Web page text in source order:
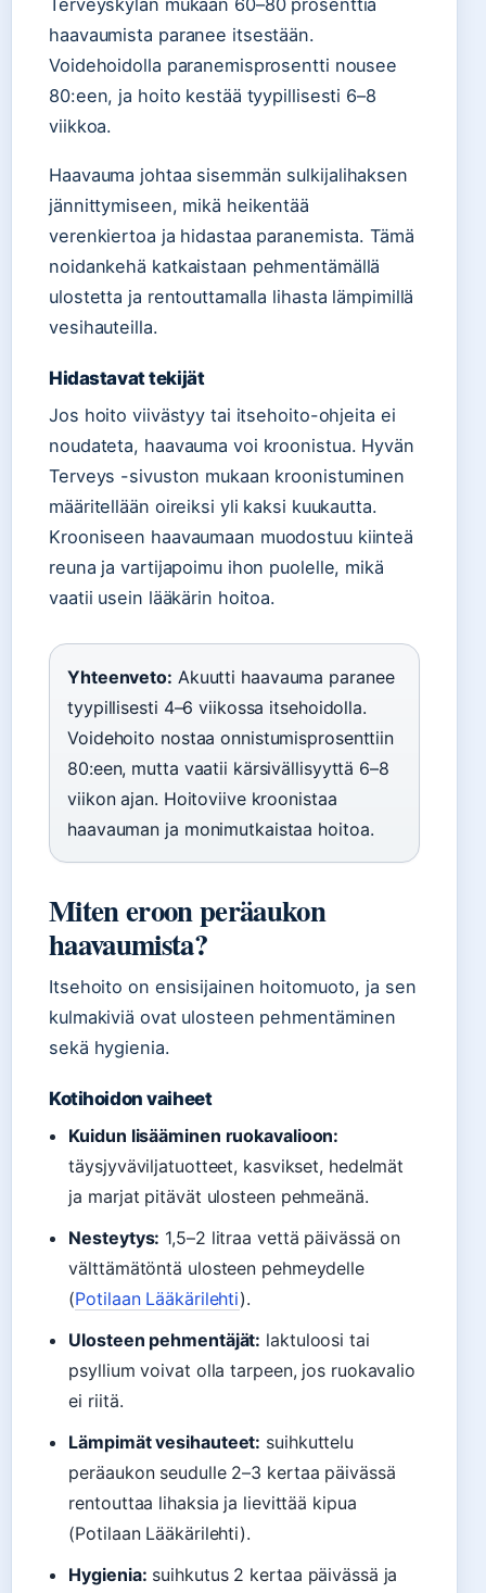
Terveyskylän mukaan 60–80 prosenttia
haavaumista paranee itsestään.
Voidehoidolla paranemisprosentti nousee
80:een, ja hoito kestää tyypillisesti 6–8
viikkoa.
Haavauma johtaa sisemmän sulkijalihaksen
jännittymiseen, mikä heikentää
verenkiertoa ja hidastaa paranemista. Tämä
noidankehä katkaistaan pehmentämällä
ulostetta ja rentouttamalla lihasta lämpimillä
vesihauteilla.
Hidastavat tekijät
Jos hoito viivästyy tai itsehoito-ohjeita ei
noudateta, haavauma voi kroonistua. Hyvän
Terveys -sivuston mukaan kroonistuminen
määritellään oireiksi yli kaksi kuukautta.
Krooniseen haavaumaan muodostuu kiinteä
reuna ja vartijapoimu ihon puolelle, mikä
vaatii usein lääkärin hoitoa.
Yhteenveto: Akuutti haavauma paranee
tyypillisesti 4–6 viikossa itsehoidolla.
Voidehoito nostaa onnistumisprosenttiin
80:een, mutta vaatii kärsivällisyyttä 6–8
viikon ajan. Hoitoviive kroonistaa
haavauman ja monimutkaistaa hoitoa.
Miten eroon peräaukon
haavaumista?
Itsehoito on ensisijainen hoitomuoto, ja sen
kulmakiviä ovat ulosteen pehmentäminen
sekä hygienia.
Kotihoidon vaiheet
Kuidun lisääminen ruokavalioon:
täysjyväviljatuotteet, kasvikset, hedelmät
ja marjat pitävät ulosteen pehmeänä.
Nesteytys: 1,5–2 litraa vettä päivässä on
välttämätöntä ulosteen pehmeydelle
(Potilaan Lääkärilehti).
Ulosteen pehmentäjät: laktuloosi tai
psyllium voivat olla tarpeen, jos ruokavalio
ei riitä.
Lämpimät vesihauteet: suihkuttelu
peräaukon seudulle 2–3 kertaa päivässä
rentouttaa lihaksia ja lievittää kipua
(Potilaan Lääkärilehti).
Hygienia: suihkutus 2 kertaa päivässä ja